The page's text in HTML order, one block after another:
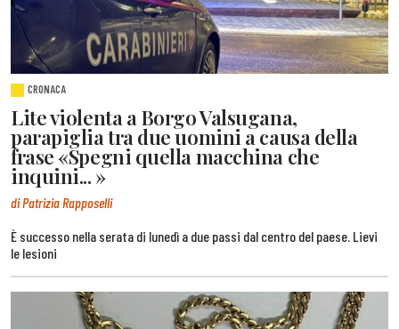
CRONACA
Lite violenta a Borgo Valsugana,
parapiglia tra due uomini a causa della
frase «Spegni quella macchina che
inquini... »
di Patrizia Rapposelli
È successo nella serata di lunedì a due passi dal centro del paese. Lievi
le lesioni